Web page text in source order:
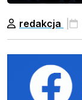
redakcja